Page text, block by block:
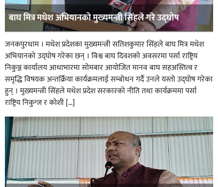
बाघ मित्र मधेश अभियानको मुख्यमन्त्री सिंहले गरे उद्घोष
जनकपुरधाम । मधेश प्रदेशका मुख्यमन्त्री सतिशकुमार सिंहले बाघ मित्र मधेश
अभियानको उद्घोष गरेका छन् । विश्व बाघ दिवशको अवसरमा पर्सा राष्ट्रिय
निकुञ्ज कार्यालय आधाभारमा सोमबार आयोजित मानव बाघ सहअस्तित्व र
समृद्धि विषयक अन्तर्क्रिया कार्यक्रमलाई सम्बोधन गर्दै उनले यस्तो उद्घोष गरेका
हुन् । मुख्यमन्त्री सिंहले मधेश प्रदेश सरकारको नीति तथा कार्यक्रममा पर्सा
राष्ट्रिय निकुन्ज र कोशी […]